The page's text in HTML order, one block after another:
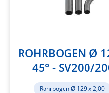
ROHRBOGEN Ø
45° - SV200/
Rohrbogen Ø 129 x 2,00